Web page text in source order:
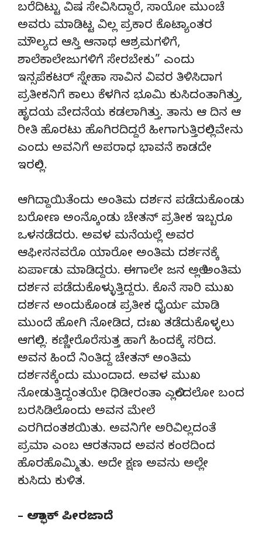
ಬರೆದಿಟ್ಟು ವಿಷ ಸೇವಿಸಿದ್ದಾರೆ, ಸಾಯೋ ಮುಂಚೆ
ಅವರು ಮಾಡಿಟ್ಟ ವಿಲ್ಲ ಪ್ರಕಾರ ಕೊಟ್ಯಾಂತರ
ಮೌಲ್ಯದ ಆಸ್ತಿ ಆನಾಥ ಆಶ್ರಮಗಳಿಗೆ,
ಶಾಲೆಕಾಲೇಜುಗಳಿಗೆ ಸೇರಬೇಕು” ಎಂದು
ಇನ್ಸಪೆಕಟರ್ ಸ್ನೇಹಾ ಸಾವಿನ ವಿವರ ತಿಳಿಸಿದಾಗ
ಪ್ರತೀಕನಿಗೆ ಕಾಲು ಕೆಳಗಿನ ಭೂಮಿ ಕುಸಿದಂತಾಗಿತ್ತು,
ಹೃದಯ ವೇದನೆಯ ಕಡಲಾಗಿತ್ತು. ತಾನು ಆ ದಿನ ಆ
ರೀತಿ ಹೊರಟು ಹೊಗಿರದಿದ್ದರೆ ಹೀಗಾಗುತ್ತಿರಲಿಲ್ಲವೇನು
ಎಂದು ಅವನಿಗೆ ಅಪರಾಧ ಭಾವನೆ ಕಾಡದೇ
ಇರಲಿಲ್ಲ.
ಆಗಿದ್ದಾಯಿತೆಂದು ಅಂತಿಮ ದರ್ಶನ ಪಡೆದುಕೊಂಡು
ಬರೋಣ ಅಂನ್ಕೊಂಡು ಚೇತನ್ ಪ್ರತೀಕ ಇಬ್ಬರೂ
ಒಳನಡೆದರು. ಅವಳ ಮನೆಯಲ್ಲೆ ಅವರ
ಆಫೀಸನವರೊ ಯಾರೋ ಅಂತಿಮ ದರ್ಶನಕ್ಕೆ
ಏರ್ಪಾಡು ಮಾಡಿದ್ದರು. ಈಗಾಲೇ ಜನ ಅಲ್ಲಿ ಅಂತಿಮ
ದರ್ಶನ ಪಡೆದುಕೊಳ್ಳುತ್ತಿದ್ದರು. ಕೊನೆ ಸಾರಿ ಮುಖ
ದರ್ಶನ ಅಂದುಕೊಂಡ ಪ್ರತೀಕ ಧೈರ್ಯ ಮಾಡಿ
ಮುಂದೆ ಹೋಗಿ ನೋಡಿದ, ದಃಖ ತಡೆದುಕೊಳ್ಳಲು
ಆಗಲಿಲ್ಲ. ಕಣ್ಣೀರೊರೆಸುತ್ತ ಹಾಗೆ ಹಿಂದಕ್ಕೆ ಸರಿದ.
ಅವನ ಹಿಂದೆ ನಿಂತಿದ್ದ ಚೇತನ್ ಅಂತಿಮ
ದರ್ಶನಕ್ಕೆಂದು ಮುಂದಾದ. ಅವಳ ಮುಖ
ನೋಡುತ್ತಿದ್ದಂತಯೇ ಧಿಡೀರಂತಾ ಎಲ್ಲಿಂದಲೋ ಬಂದ
ಬರಸಿಡಿಲೊಂದು ಅವನ ಮೇಲೆ
ಎರಗಿದಂತಶಯಿತು. ಅವನಿಗೇ ಅರಿವಿಲ್ಲದಂತೆ
ಪ್ರಮಾ ಎಂಬ ಆರತನಾದ ಅವನ ಕಂಠದಿಂದ
ಹೊರಹೊಮ್ಮಿತು. ಅದೇ ಕ್ಷಣ ಅವನು ಅಲ್ಲೇ
ಕುಸಿದು ಕುಳಿತ.
– ಅಶ್ಫಾಕ್ ಪೀರಜಾದೆ